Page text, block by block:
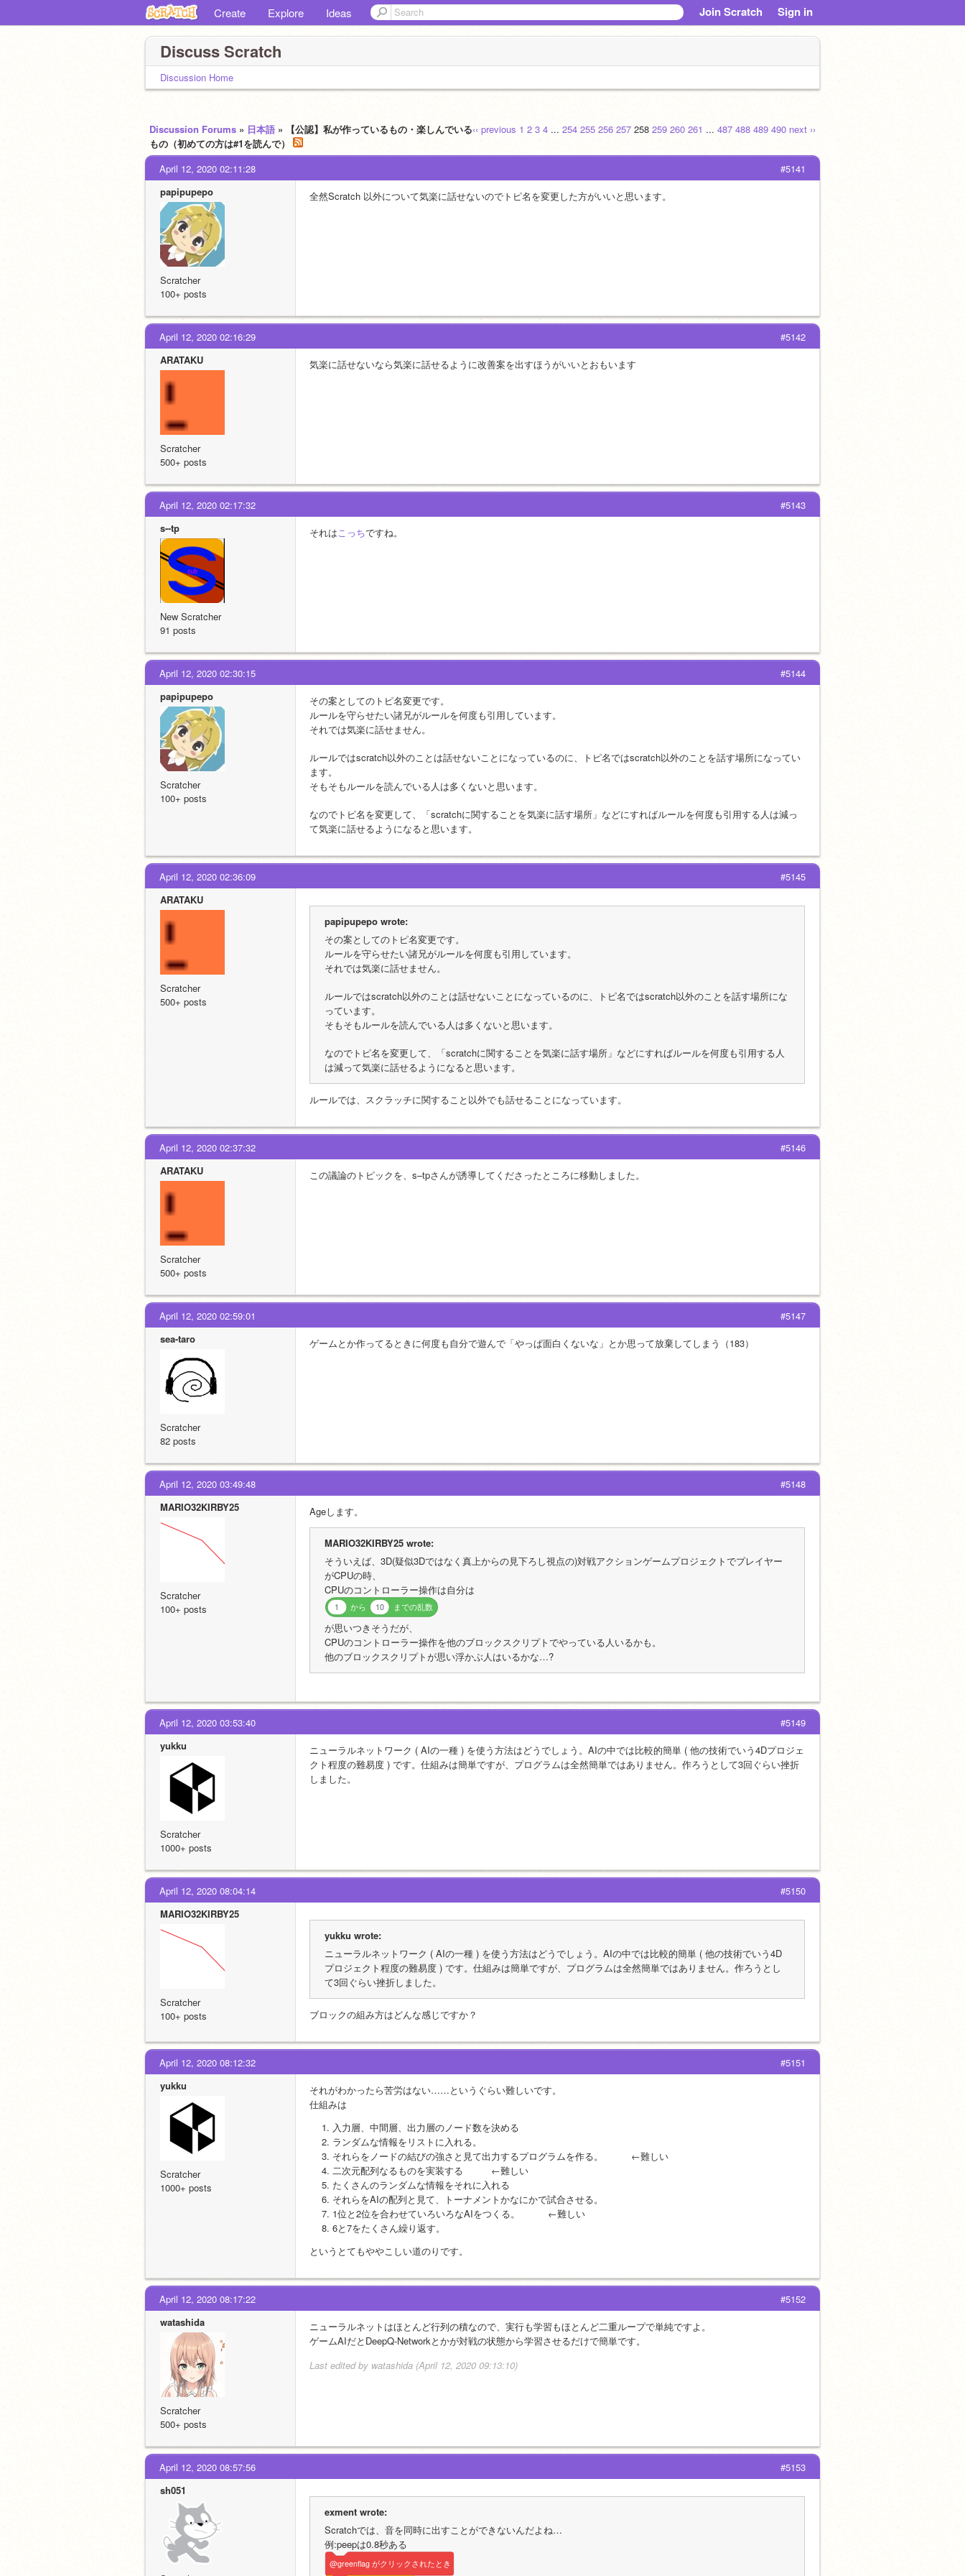
Create Explore Ideas Join Scratch Sign in
Discuss Scratch
Discussion Home
‹‹ previous 1 2 3 4 ... 254 255 256 257 258 259 260 261 ... 487 488 489 490 next ››
Discussion Forums » 日本語 » 【公認】私が作っているもの・楽しんでいる
もの（初めての方は#1を読んで）
#5141
April 12, 2020 02:11:28
papipupepo
Scratcher
100+ posts
全然Scratch 以外について気楽に話せないのでトピ名を変更した方がいいと思います。
#5142
April 12, 2020 02:16:29
ARATAKU
Scratcher
500+ posts
気楽に話せないなら気楽に話せるように改善案を出すほうがいいとおもいます
#5143
April 12, 2020 02:17:32
s--tp
New Scratcher
91 posts
それはこっちですね。
#5144
April 12, 2020 02:30:15
papipupepo
Scratcher
100+ posts
その案としてのトピ名変更です。
ルールを守らせたい諸兄がルールを何度も引用しています。
それでは気楽に話せません。
ルールではscratch以外のことは話せないことになっているのに、トピ名ではscratch以外のことを話す場所になってい
ます。
そもそもルールを読んでいる人は多くないと思います。
なのでトピ名を変更して、「scratchに関することを気楽に話す場所」などにすればルールを何度も引用する人は減っ
て気楽に話せるようになると思います。
#5145
April 12, 2020 02:36:09
ARATAKU
Scratcher
500+ posts
papipupepo wrote:
その案としてのトピ名変更です。
ルールを守らせたい諸兄がルールを何度も引用しています。
それでは気楽に話せません。
ルールではscratch以外のことは話せないことになっているのに、トピ名ではscratch以外のことを話す場所にな
っています。
そもそもルールを読んでいる人は多くないと思います。
なのでトピ名を変更して、「scratchに関することを気楽に話す場所」などにすればルールを何度も引用する人
は減って気楽に話せるようになると思います。
ルールでは、スクラッチに関すること以外でも話せることになっています。
#5146
April 12, 2020 02:37:32
ARATAKU
Scratcher
500+ posts
この議論のトピックを、s–tpさんが誘導してくださったところに移動しました。
#5147
April 12, 2020 02:59:01
sea-taro
Scratcher
82 posts
ゲームとか作ってるときに何度も自分で遊んで「やっぱ面白くないな」とか思って放棄してしまう（183）
#5148
April 12, 2020 03:49:48
MARIO32KIRBY25
Scratcher
100+ posts
Ageします。
MARIO32KIRBY25 wrote:
そういえば、3D(疑似3Dではなく真上からの見下ろし視点の)対戦アクションゲームプロジェクトでプレイヤー
がCPUの時、
CPUのコントローラー操作は自分は
1 から 10 までの乱数
が思いつきそうだが、
CPUのコントローラー操作を他のブロックスクリプトでやっている人いるかも。
他のブロックスクリプトが思い浮かぶ人はいるかな…?
#5149
April 12, 2020 03:53:40
yukku
Scratcher
1000+ posts
ニューラルネットワーク ( AIの一種 ) を使う方法はどうでしょう。AIの中では比較的簡単 ( 他の技術でいう4Dプロジェ
クト程度の難易度 ) です。仕組みは簡単ですが、プログラムは全然簡単ではありません。作ろうとして3回ぐらい挫折
しました。
#5150
April 12, 2020 08:04:14
MARIO32KIRBY25
Scratcher
100+ posts
yukku wrote:
ニューラルネットワーク ( AIの一種 ) を使う方法はどうでしょう。AIの中では比較的簡単 ( 他の技術でいう4D
プロジェクト程度の難易度 ) です。仕組みは簡単ですが、プログラムは全然簡単ではありません。作ろうとし
て3回ぐらい挫折しました。
ブロックの組み方はどんな感じですか？
#5151
April 12, 2020 08:12:32
yukku
Scratcher
1000+ posts
それがわかったら苦労はない……というぐらい難しいです。
仕組みは
入力層、中間層、出力層のノード数を決める
ランダムな情報をリストに入れる。
それらをノードの結びの強さと見て出力するプログラムを作る。　　　←難しい
二次元配列なるものを実装する　　　←難しい
たくさんのランダムな情報をそれに入れる
それらをAIの配列と見て、トーナメントかなにかで試合させる。
1位と2位を合わせていろいろなAIをつくる。　　　←難しい
6と7をたくさん繰り返す。
というとてもややこしい道のりです。
#5152
April 12, 2020 08:17:22
watashida
Scratcher
500+ posts
ニューラルネットはほとんど行列の積なので、実行も学習もほとんど二重ループで単純ですよ。
ゲームAIだとDeepQ-Networkとかが対戦の状態から学習させるだけで簡単です。
Last edited by watashida (April 12, 2020 09:13:10)
#5153
April 12, 2020 08:57:56
sh051
exment wrote:
Scratchでは、音を同時に出すことができないんだよね…
例:peepは0.8秒ある
@greenflag がクリックされたとき